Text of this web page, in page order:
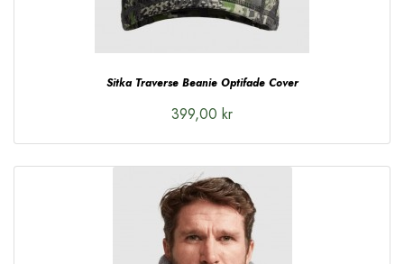
Sitka Traverse Beanie Optifade Cover
399,00 kr